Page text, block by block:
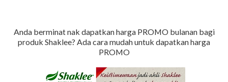
Anda berminat nak dapatkan harga PROMO bulanan bagi
produk Shaklee? Ada cara mudah untuk dapatkan harga
PROMO